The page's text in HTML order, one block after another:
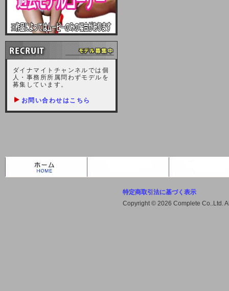
【サーバーメンテナンスのお知ら
せ】
9月10日（土曜日）AM6：00から
AM8：00（予定）サーバーメンテ
ナンスを致します。ご迷惑をおかけ
しますが、宜しくお願い致します。
2021-10-22 (金)
2021/10/7に起きました地震によ
不安定な状況もあります。会員様に
は、ご不便をお掛けしますが宜しく
ダイナマイトチャンネルでは個
人・事務所所属問わずモデルを
募集しています。
お問い合わせはこちら
特定商取引法に基づく表示
Copyright © 2026 Complete Co..Ltd.